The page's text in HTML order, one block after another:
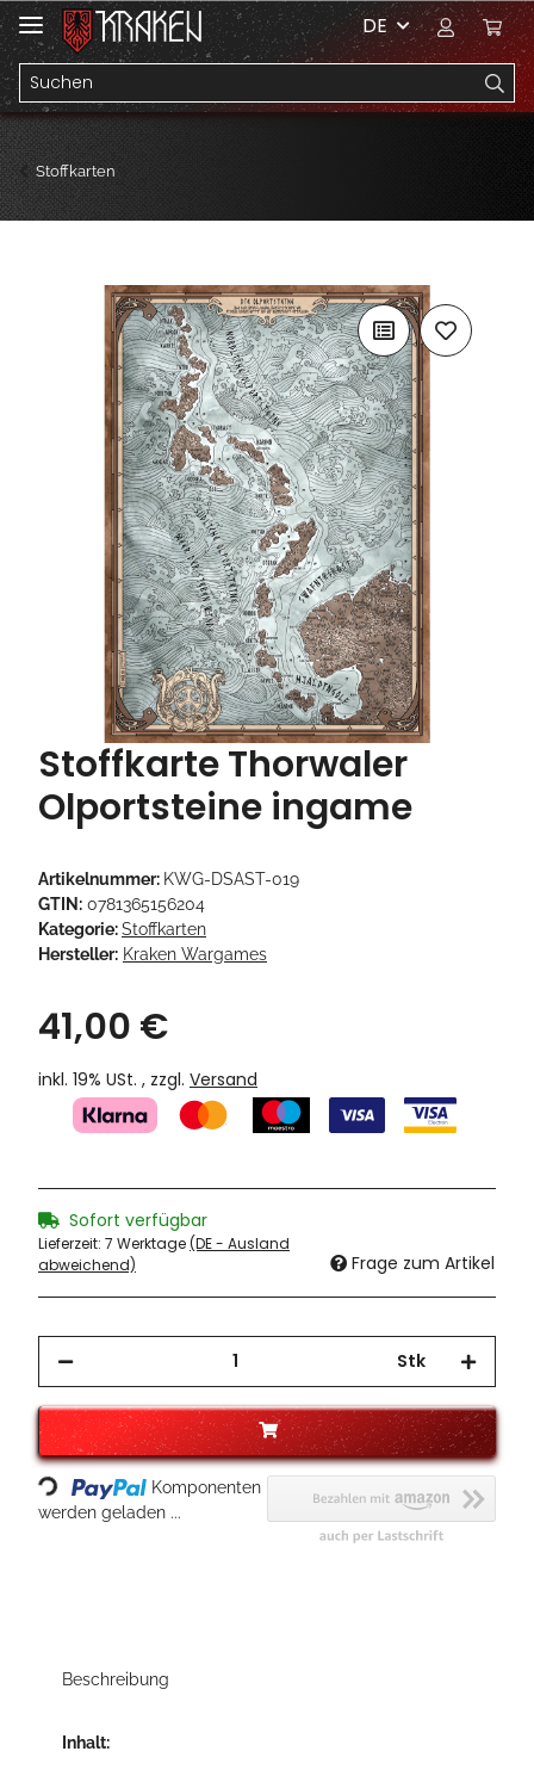
DE
Stoffkarten
Stoffkarte Thorwaler
Olportsteine ingame
Artikelnummer: KWG-DSAST-019
GTIN: 0781365156204
Kategorie:Stoffkarten
Hersteller: Kraken Wargames
41,00 €
inkl. 19% USt. , zzgl. Versand
Sofort verfügbar
Lieferzeit: 7 Werktage(DE - Ausland
abweichend)
Frage zum Artikel
Stk
Loading...
Komponenten
werden geladen ...
Beschreibung
Inhalt: